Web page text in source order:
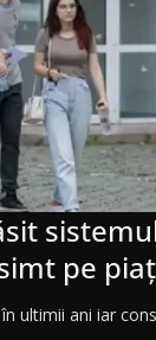
pe
ultimii ani iar